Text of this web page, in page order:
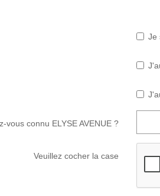
Je
vous connu ELYSE AVENUE ?
Veuillez cocher la case